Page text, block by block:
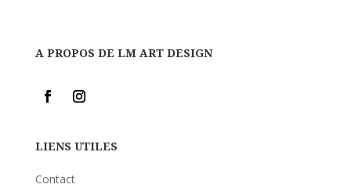
A PROPOS DE LM ART DESIGN
LIENS UTILES
Contact